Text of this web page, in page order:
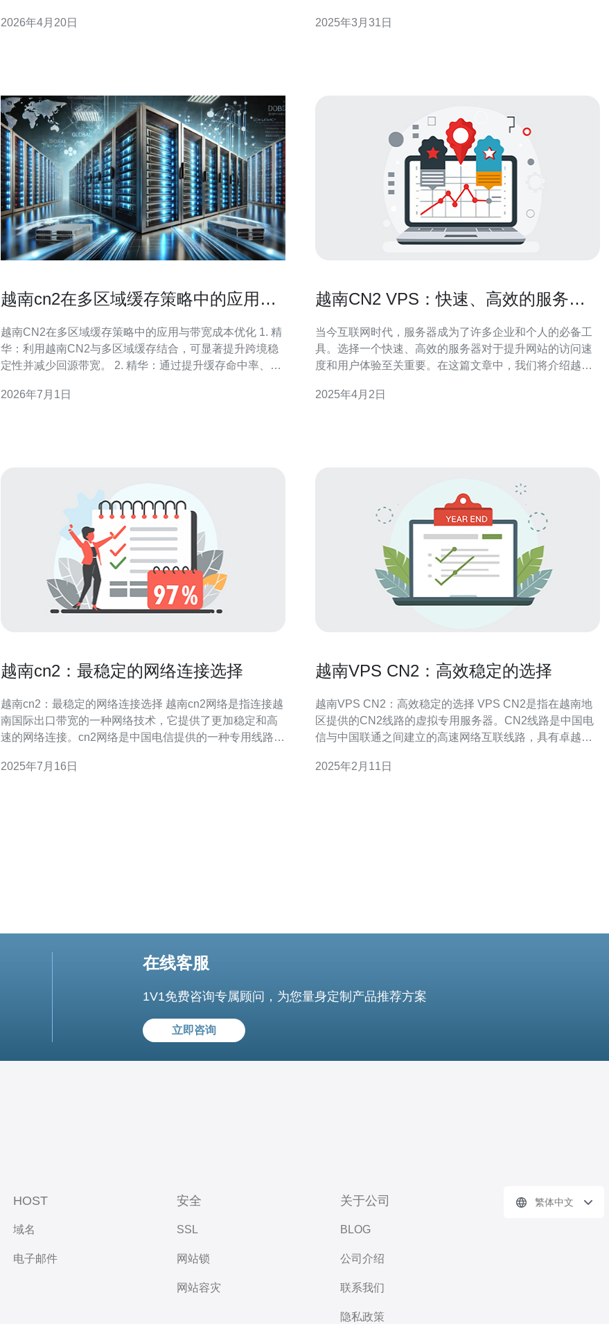
性? 衡量链路数量应基于业务重要性与容灾窗口：对关键
2026年4月20日
技术，确保服务器的稳定性。它拥有强大的处理能力和大
2025年3月31日
越南cn2在多区域缓存策略中的应用及
越南CN2在多区域缓存策略中的应用与带宽成本优化 1. 精
华：利用越南CN2与多区域缓存结合，可显著提升跨境稳
定性并减少回源带宽。 2. 精华：通过提升缓存命中率、实
3. 精华：采用混合互联（CDN+私有直连+BGP策略）与压
2026年7月1日
越南CN2 VPS：快速、高效的服务器
当今互联网时代，服务器成为了许多企业和个人的必备工
具。选择一个快速、高效的服务器对于提升网站的访问速
度和用户体验至关重要。在这篇文章中，我们将介绍越南
服务器选择的热门。 越南CN2 VPS服务器是一种基于CN2
2025年4月2日
越南cn2：最稳定的网络连接选择
越南cn2：最稳定的网络连接选择 越南cn2网络是指连接越
南国际出口带宽的一种网络技术，它提供了更加稳定和高
速的网络连接。cn2网络是中国电信提供的一种专用线路，
因此有更低的延迟和更高的带宽。 越南cn2网络在网络连
2025年7月16日
越南VPS CN2：高效稳定的选择
越南VPS CN2：高效稳定的选择 VPS CN2是指在越南地
区提供的CN2线路的虚拟专用服务器。CN2线路是中国电
信与中国联通之间建立的高速网络互联线路，具有卓越的
以下几个优势： 稳定性：CN2线路提供卓越的网络稳定
2025年2月11日
在线客服
1V1免费咨询专属顾问，为您量身定制产品推荐方案
立即咨询
HOST
域名
电子邮件
安全
SSL
网站锁
网站容灾
关于公司
BLOG
公司介绍
联系我们
隐私政策
繁体中文